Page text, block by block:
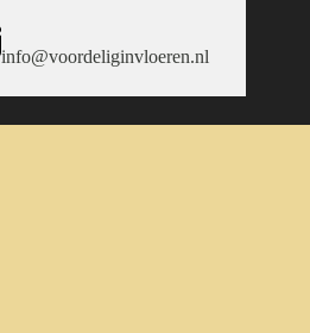
info@voordeliginvloeren.nl